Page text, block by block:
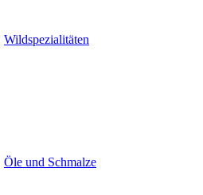
Wildspezialitäten
Öle und Schmalze